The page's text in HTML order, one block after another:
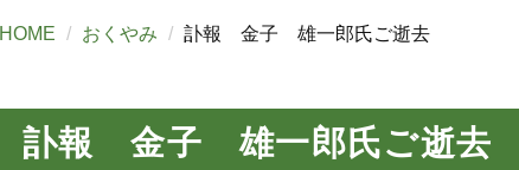
HOME おくやみ 訃報 金子 雄一郎氏ご逝去
訃報 金子 雄一郎氏ご逝去